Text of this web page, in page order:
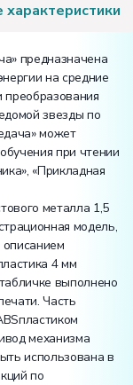
характеристики
предназначена
на средние
звезды по
может
при чтении
«Прикладная
металла 1,5
модель,
описанием
4 мм
выполнено
Часть
механизма
использована в
по